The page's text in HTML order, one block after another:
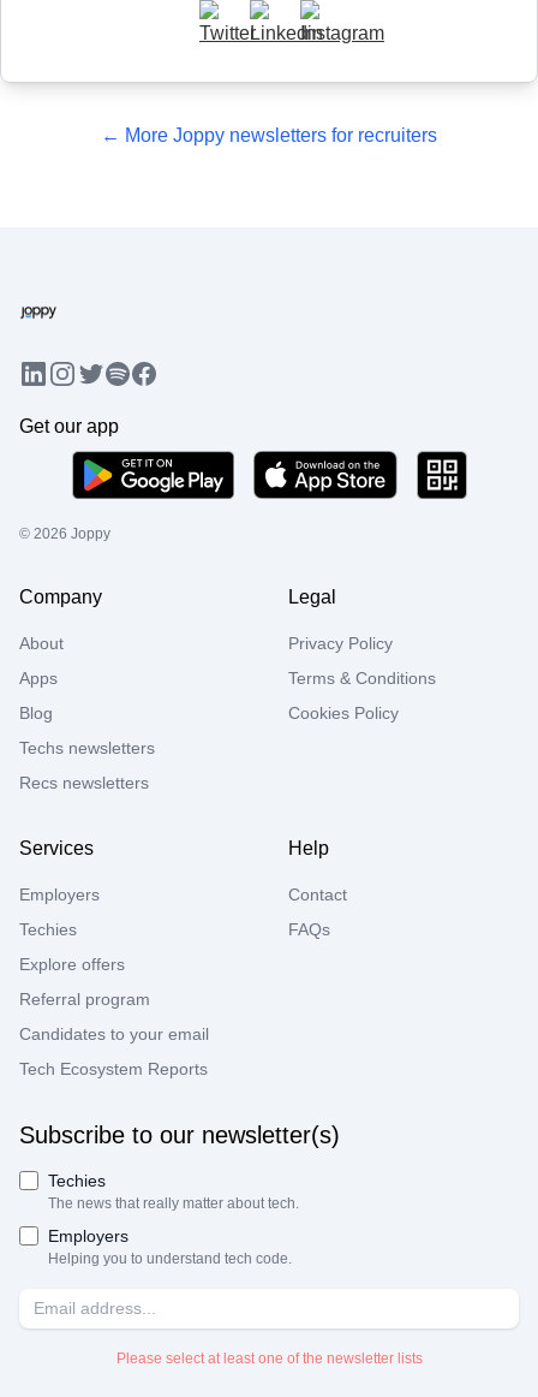
← More Joppy newsletters for recruiters
LinkedIn
Instagram
TwitterSpotifyFacebook
Get our app
© 2026 Joppy
Company
About
Apps
Blog
Techs newsletters
Recs newsletters
Legal
Privacy Policy
Terms & Conditions
Cookies Policy
Services
Employers
Techies
Explore offers
Referral program
Candidates to your email
Tech Ecosystem Reports
Help
Contact
FAQs
Subscribe to our newsletter(s)
Techies
The news that really matter about tech.
Employers
Helping you to understand tech code.
Please select at least one of the newsletter lists